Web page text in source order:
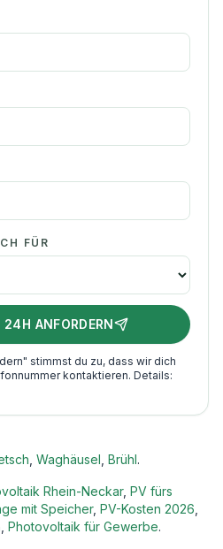
FÜR
24H ANFORDERN
stimmst du zu, dass wir dich
kontaktieren. Details:
Waghäusel Brühl.
Rhein-Neckar, PV fürs
mit Speicher, PV-Kosten 2026
Photovoltaik für Gewerbe.